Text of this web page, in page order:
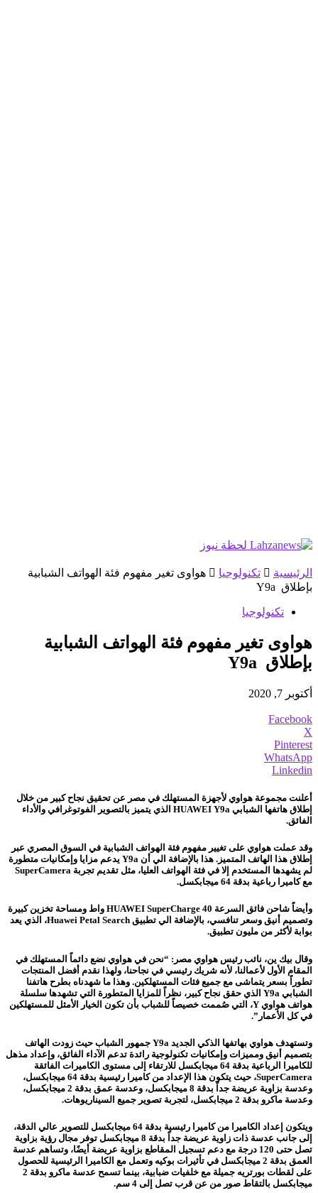
الرئيسية تكنولوجيا
هواوى تغير مفهوم فئة الهواتف الشبابية
بإطلاق Y9a
تكنولوجيا
هواوى تغير مفهوم فئة الهواتف الشبابية
بإطلاق Y9a
أكتوبر 7, 2020
Facebook
X
Pinterest
WhatsApp
Linkedin
أعلنت مجموعة هواوي لأجهزة المستهلك في مصر عن تحقيق نجاح كبير من خلال
إطلاق هاتفها الشبابي HUAWEI Y9a الذي يتميز بالتصوير الفوتوغرافي والأداء
الفائق.
وقد عملت هواوي على تغيير مفهوم فئة الهواتف الشبابية في السوق المصري عبر
إطلاق هذا الهاتف المتميز. هذا بالإضافة الي أن Y9a يدعم مزايا وإمكانيات متطورة
لم يشهدها المستخدم إلا في فئة الهواتف العليا، مثل تقديم تجربة SuperCamera
مع كاميرا رباعية بدقة 64 ميجابكسل.
وأيضاً شاحن فائق السرعة HUAWEI SuperCharge 40 واط ومساحة تخزين كبيرة
وتصميم أنيق وسعر تنافسي، بالإضافة الي تطبيق Huawei Petal Search، الذي يعد
بوابة لأكثر من مليون تطبيق.
وقال بيك ين، نائب رئيس هواوي مصر: “نحن في هواوي نضع دائماً المستهلك في
المقام الأول لأعمالنا، لأنه شريك رئيسي في نجاحنا، ولهذا نقدم أفضل المنتجات
تطوراً بسعر يتماشى مع جميع فئات المستهلكين. وهذا ما شهدناه بطرح هاتفنا
الشبابي Y9a الذي حقق نجاح كبير، نظراً للمزايا المتطورة التي تشهدها سلسلة
هواتف هواوي Y، التي صُممت خصيصاً للشباب بأن تكون الخيار الأمثل للمستهلكين
في كل الأعمار”.
وتستهدف هواوي بهاتفها الذكي الجديد Y9a جمهور الشباب حيث زودت الهاتف
بتصميم أنيق ومميزات وإمكانيات تكنولوجية رائدة تدعم الآداء الفائق، وإعداد مذهل
للكاميرا الرباعية بدقة 64 ميجابكسل للارتقاء إلى مستوى الكاميرات الفائقة
SuperCamera، حيث يتكون هذا الإعداد من كاميرا رئيسية بدقة 64 ميجابكسل،
وعدسة بزاوية عريضة جداً بدقة 8 ميجابكسل، وعدسة عمق بدقة 2 ميجابكسل،
وعدسة ماكرو بدقة 2 ميجابكسل، لتجربة تصوير جميع السيناريوهات.
ويتكون إعداد الكاميرا من كاميرا رئيسية بدقة 64 ميجابكسل للتصوير عالي الدقة،
إلى جانب عدسة ذات زاوية عريضة جداً بدقة 8 ميجابكسل توفر مجال رؤية بزاوية
تصل حتى 120 درجة مع دعم تسجيل المقاطع بزاوية عريضة أيضًا، وتساهم عدسة
العمق بدقة 2 ميجابكسل في تأثيرات بوكيه وتعمل مع الكاميرا الرئيسية للحصول
على لقطات بورتريه جميلة مع خلفيات ضبابية، بينما تسمح عدسة ماكرو بدقة 2
ميجابكسل بالتقاط صور من عن قرب تصل إلى 4 سم.